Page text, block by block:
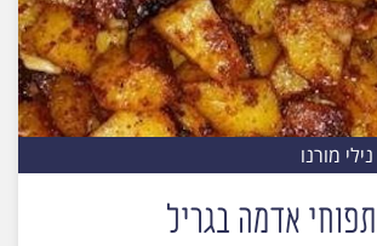
נילי מורנו
תפוחי אדמה בגריל